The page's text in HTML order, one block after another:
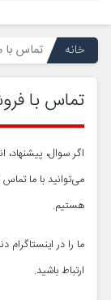
خانه تماس با
تماس با
اگر سوال،
می‌توانید با ما
هستیم.
ما را در اینستاگرام
ارتباط باشید.